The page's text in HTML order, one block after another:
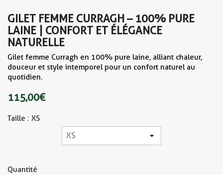
GILET FEMME CURRAGH – 100% PURE
LAINE | CONFORT ET ÉLÉGANCE
NATURELLE
Gilet femme Curragh en 100% pure laine, alliant chaleur,
douceur et style intemporel pour un confort naturel au
quotidien.
115,00 €
Taille : XS
Quantité